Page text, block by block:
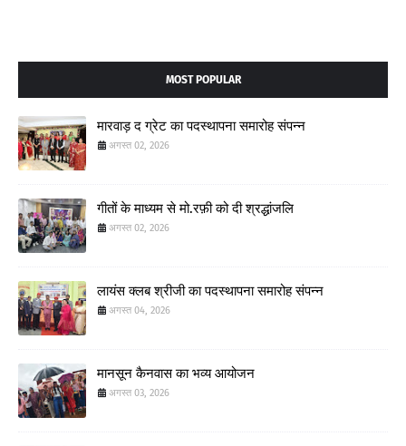
MOST POPULAR
मारवाड़ द ग्रेट का पदस्थापना समारोह संपन्न
अगस्त 02, 2026
गीतों के माध्यम से मो.रफ़ी को दी श्रद्धांजलि
अगस्त 02, 2026
लायंस क्लब श्रीजी का पदस्थापना समारोह संपन्न
अगस्त 04, 2026
मानसून कैनवास का भव्य आयोजन
अगस्त 03, 2026